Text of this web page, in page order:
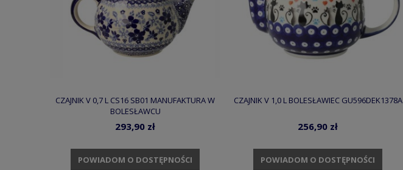
CZAJNIK V 0,7 L CS16 SB01 MANUFAKTURA W
BOLESŁAWCU
293,90 zł
POWIADOM O DOSTĘPNOŚCI
CZAJNIK V 1,0 L BOLESŁAWIEC GU596DEK1378A
256,90 zł
POWIADOM O DOSTĘPNOŚCI